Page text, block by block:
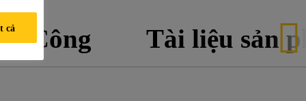
Công Tài liệu sản
cả